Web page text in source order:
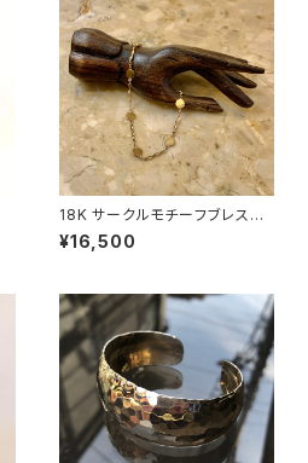
18K サークルモチーフブレスレ
ット
¥16,500